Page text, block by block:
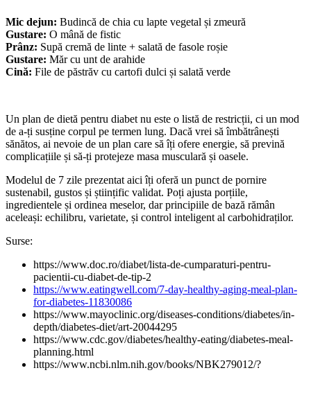
Mic dejun: Budincă de chia cu lapte vegetal și zmeură
Gustare: O mână de fistic
Prânz: Supă cremă de linte + salată de fasole roșie
Gustare: Măr cu unt de arahide
Cină: File de păstrăv cu cartofi dulci și salată verde
Un plan de dietă pentru diabet nu este o listă de restricții, ci un mod
de a-ți susține corpul pe termen lung. Dacă vrei să îmbătrânești
sănătos, ai nevoie de un plan care să îți ofere energie, să prevină
complicațiile și să-ți protejeze masa musculară și oasele.
Modelul de 7 zile prezentat aici îți oferă un punct de pornire
sustenabil, gustos și științific validat. Poți ajusta porțiile,
ingredientele și ordinea meselor, dar principiile de bază rămân
aceleași: echilibru, varietate, și control inteligent al carbohidraților.
Surse:
https://www.doc.ro/diabet/lista-de-cumparaturi-pentru-
pacientii-cu-diabet-de-tip-2
https://www.eatingwell.com/7-day-healthy-aging-meal-plan-
for-diabetes-11830086
https://www.mayoclinic.org/diseases-conditions/diabetes/in-
depth/diabetes-diet/art-20044295
https://www.cdc.gov/diabetes/healthy-eating/diabetes-meal-
planning.html
https://www.ncbi.nlm.nih.gov/books/NBK279012/?